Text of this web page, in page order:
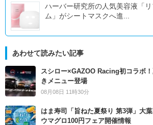
ハーバー研究所の人気美容液「
ム」がシートマスクへ進...
あわせて読みたい記事
スシロー×GAZOO Racing初コラボ
きメニュー登場
08月08日 11時30分
はま寿司「旨ねた夏祭り 第3弾」大
ウマグロ100円フェア開催情報